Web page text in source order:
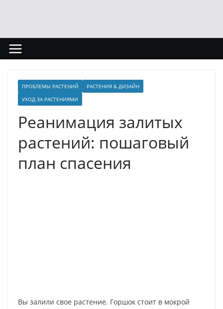
ПРОБЛЕМЫ РАСТЕНИЙ
РАСТЕНИЯ & ДИЗАЙН
УХОД ЗА РАСТЕНИЯМИ
Реанимация залитых
растений: пошаговый
план спасения
Вы залили свое растение. Горшок стоит в мокрой